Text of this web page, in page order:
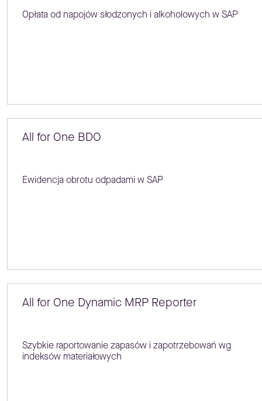
Opłata od napojów słodzonych i alkoholowych w SAP
All for One BDO
Ewidencja obrotu odpadami w SAP
All for One Dynamic MRP Reporter
Szybkie raportowanie zapasów i zapotrzebowań wg
indeksów materiałowych